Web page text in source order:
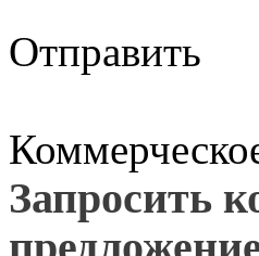
Отправить
Запросить